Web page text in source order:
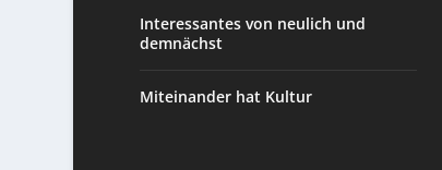
Interessantes von neulich und
demnächst
Miteinander hat Kultur